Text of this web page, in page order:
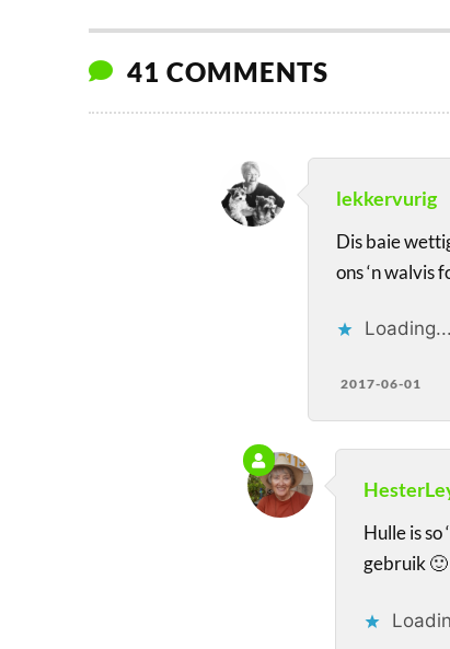
41 COMMENTS
lekkervurig
Dis baie
ons ‘n walvis
Loading...
2017-06-01
Hulle is
gebruik 🙂